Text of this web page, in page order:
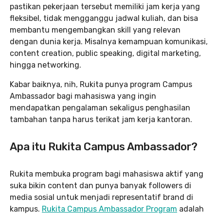
pastikan pekerjaan tersebut memiliki jam kerja yang
fleksibel, tidak mengganggu jadwal kuliah, dan bisa
membantu mengembangkan skill yang relevan
dengan dunia kerja. Misalnya kemampuan komunikasi,
content creation, public speaking, digital marketing,
hingga networking.
Kabar baiknya, nih, Rukita punya program Campus
Ambassador bagi mahasiswa yang ingin
mendapatkan pengalaman sekaligus penghasilan
tambahan tanpa harus terikat jam kerja kantoran.
Apa itu Rukita Campus Ambassador?
Rukita membuka program bagi mahasiswa aktif yang
suka bikin content dan punya banyak followers di
media sosial untuk menjadi representatif brand di
kampus. Rukita Campus Ambassador Program adalah